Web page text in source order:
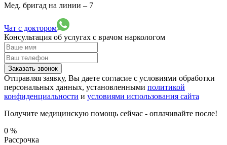
Мед. бригад на линии – 7
Чат с доктором
Консультация об услугах с врачом наркологом
Заказать звонок
Отправляя заявку, Вы даете согласие с условиями обработки
персональных данных, установленными политикой
конфиденциальности и условиями использования сайта
Получите медицинскую помощь сейчас - оплачивайте после!
0 %
Рассрочка